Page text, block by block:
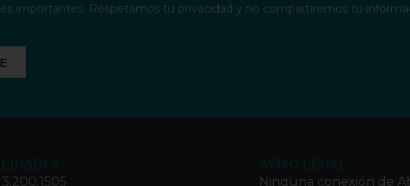
importantes. Respetamos tu privacidad y no compartiremos tu
Ninguna conexión de